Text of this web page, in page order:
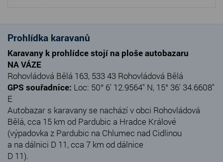
Prohlídka karavanů
Karavany k prohlídce stojí na ploše autobazaru
NA VÁZE
Rohovládová Bělá 163, 533 43 Rohovládová Bělá
GPS souřadnice: Loc: 50° 6' 12.9564" N, 15° 36' 34.6608"
E
Autobazar s karavany se nachází v obci Rohovládová
Bělá, cca 15 km od Pardubic a Hradce Králové
(výpadovka z Pardubic na Chlumec nad Cidlinou
a na dálnici D 11, cca 7 km od dálnice
D 11).